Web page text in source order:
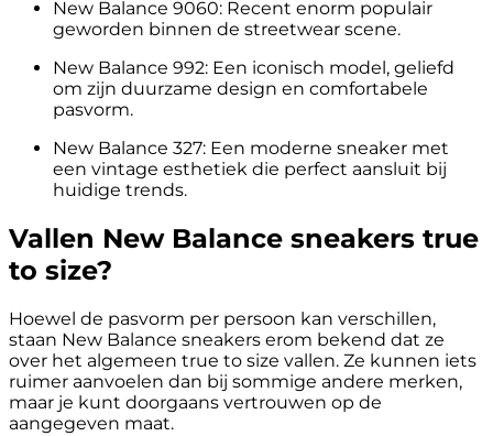
New Balance 9060: Recent enorm populair
geworden binnen de streetwear scene.
New Balance 992: Een iconisch model, geliefd
om zijn duurzame design en comfortabele
pasvorm.
New Balance 327: Een moderne sneaker met
een vintage esthetiek die perfect aansluit bij
huidige trends.
Vallen New Balance sneakers true
to size?
Hoewel de pasvorm per persoon kan verschillen,
staan New Balance sneakers erom bekend dat ze
over het algemeen true to size vallen. Ze kunnen iets
ruimer aanvoelen dan bij sommige andere merken,
maar je kunt doorgaans vertrouwen op de
aangegeven maat.